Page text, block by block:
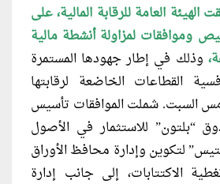
العامة للرقابة المالية، على
وموافقات لمزاولة أنشطة مالية
وذلك في إطار جهودها المستمرة
القطاعات الخاضعة لرقابتها
السبت. شملت الموافقات تأسيس
للاستثمار في الأصول
لتكوين وإدارة محافظ الأوراق
الاكتتابات، إلى جانب إدارة